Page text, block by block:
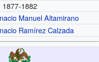
1877-1882
Manuel Altamirano
Ramírez Calzada